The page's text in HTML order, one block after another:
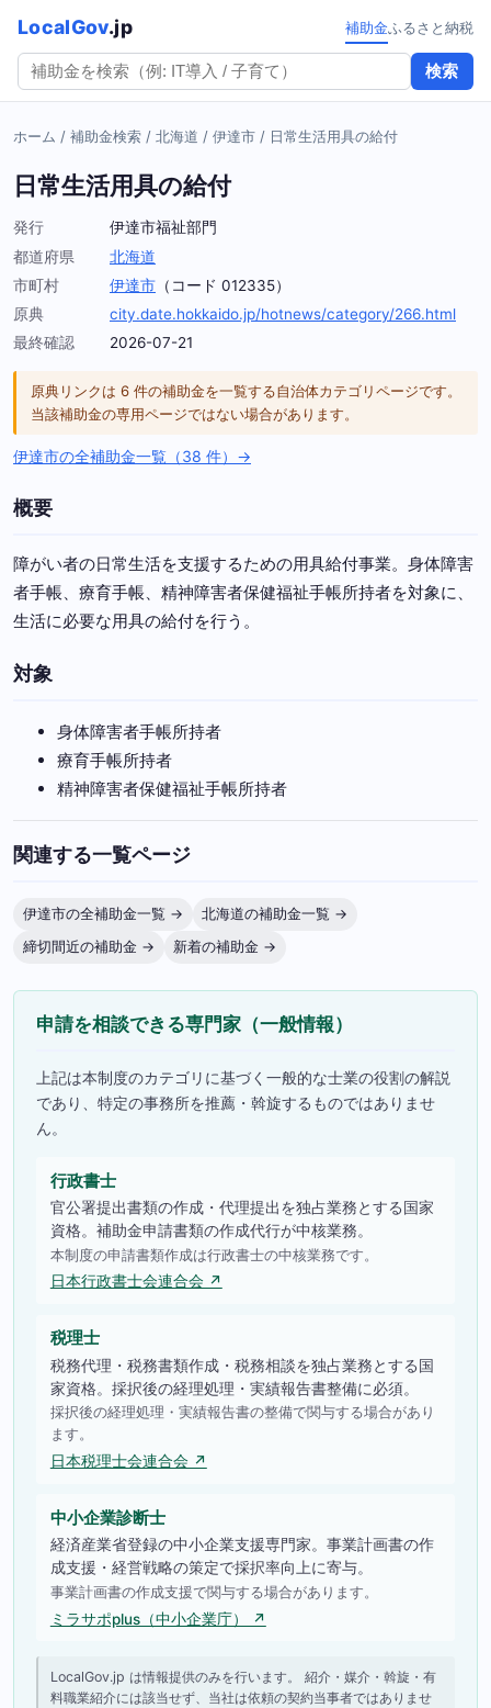
LocalGov.jp
検索
補助金ふるさと納税
ホーム / 補助金検索 / 北海道 / 伊達市 / 日常生活用具の給付
日常生活用具の給付
発行
伊達市福祉部門
都道府県
北海道
市町村
伊達市 （コード 012335）
原典
city.date.hokkaido.jp/hotnews/category/266.html
最終確認
2026-07-21
原典リンクは 6 件の補助金を一覧する自治体カテゴリページです。
当該補助金の専用ページではない場合があります。
伊達市の全補助金一覧（38 件）→
概要
障がい者の日常生活を支援するための用具給付事業。身体障害
者手帳、療育手帳、精神障害者保健福祉手帳所持者を対象に、
生活に必要な用具の給付を行う。
対象
身体障害者手帳所持者
療育手帳所持者
精神障害者保健福祉手帳所持者
関連する一覧ページ
伊達市の全補助金一覧 →
北海道の補助金一覧 →
締切間近の補助金 →
新着の補助金 →
申請を相談できる専門家（一般情報）
上記は本制度のカテゴリに基づく一般的な士業の役割の解説
であり、特定の事務所を推薦・斡旋するものではありませ
ん。
行政書士
官公署提出書類の作成・代理提出を独占業務とする国家
資格。補助金申請書類の作成代行が中核業務。
本制度の申請書類作成は行政書士の中核業務です。
日本行政書士会連合会 ↗
税理士
税務代理・税務書類作成・税務相談を独占業務とする国
家資格。採択後の経理処理・実績報告書整備に必須。
採択後の経理処理・実績報告書の整備で関与する場合があり
ます。
日本税理士会連合会 ↗
中小企業診断士
経済産業省登録の中小企業支援専門家。事業計画書の作
成支援・経営戦略の策定で採択率向上に寄与。
事業計画書の作成支援で関与する場合があります。
ミラサポplus（中小企業庁） ↗
LocalGov.jp は情報提供のみを行います。 紹介・媒介・斡旋・有
料職業紹介には該当せず、当社は依頼の契約当事者ではありませ